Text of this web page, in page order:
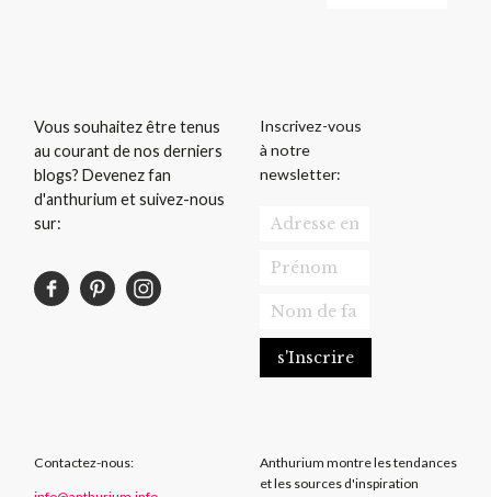
Vous souhaitez être tenus
au courant de nos derniers
blogs? Devenez fan
d'anthurium et suivez-nous
sur:
Inscrivez-vous
à notre
newsletter:
Contactez-nous:
Anthurium montre les tendances
et les sources d'inspiration